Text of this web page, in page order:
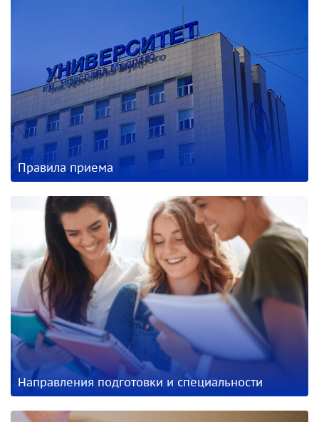
Правила приема
Направления подготовки и специальности